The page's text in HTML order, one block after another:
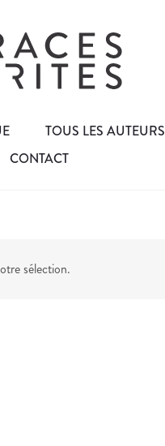
TOUS LES AUTEURS
CONTACT
sélection.